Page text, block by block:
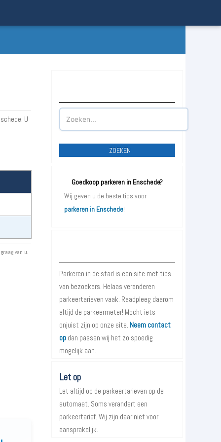
U
van u.
ZOEKEN
Goedkoop parkeren in Enschede?
Wij geven u de beste tips voor
parkeren in Enschede!
Parkeren in de stad is een site met tips
van bezoekers. Helaas veranderen
parkeertarieven vaak. Raadpleeg daarom
altijd de parkeermeter! Mocht iets
onjuist zijn op onze site. Neem contact
op dan passen wij het zo spoedig
mogelijk aan.
Let op
Let altijd op de parkeertarieven op de
automaat. Soms verandert een
parkeertarief. Wij zijn daar niet voor
aansprakelijk.